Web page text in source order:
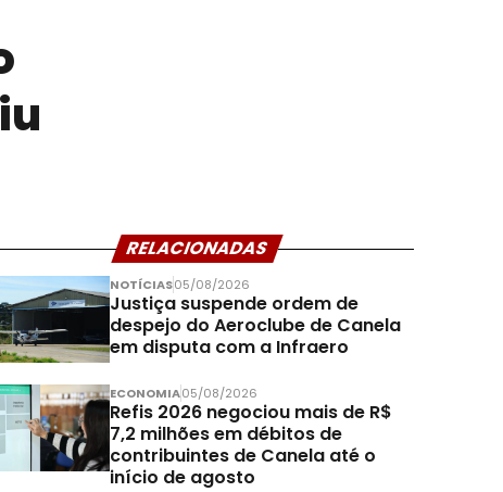
RELACIONADAS
NOTÍCIAS05/08/2026
Justiça suspende ordem de
despejo do Aeroclube de Canela
em disputa com a Infraero
ECONOMIA05/08/2026
Refis 2026 negociou mais de R$
7,2 milhões em débitos de
contribuintes de Canela até o
início de agosto